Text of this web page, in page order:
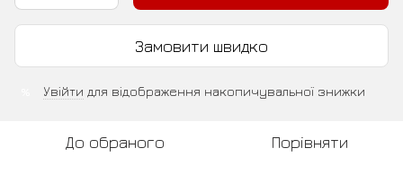
Замовити швидко
Увійти для відображення накопичувальної знижки
До обраного Порівняти